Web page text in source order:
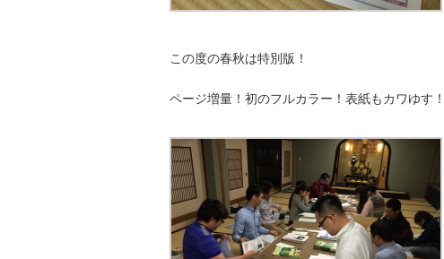
この度の春秋は特別版！
ページ増量！初のフルカラー！表紙もカワゆす！